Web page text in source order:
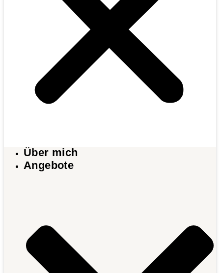
Über mich
Angebote